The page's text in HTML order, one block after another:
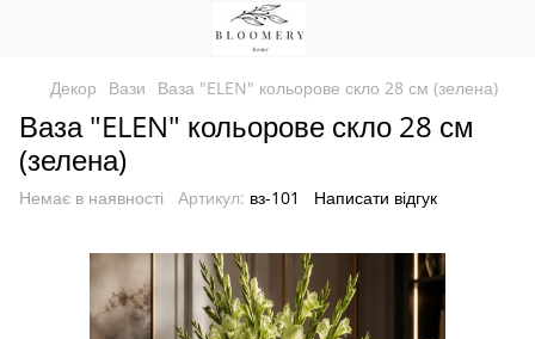
Декор Вази Ваза "ELEN" кольорове скло 28 см (зелена)
Ваза "ELEN" кольорове скло 28 см
(зелена)
Немає в наявності Артикул: вз-101 Написати відгук